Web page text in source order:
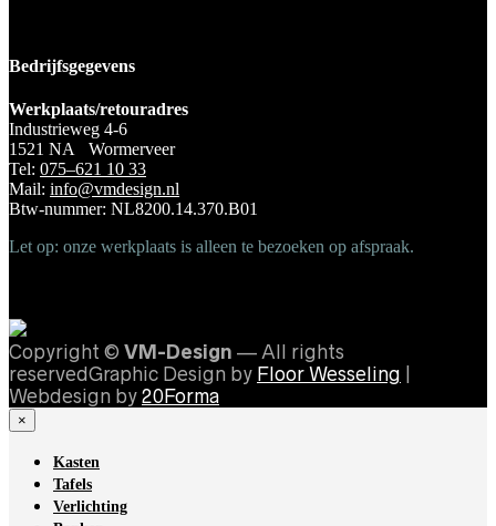
Bedrijfsgegevens
Werkplaats/retouradres
Industrieweg 4-6
1521 NA Wormerveer
Tel: 075–621 10 33
Mail: info@vmdesign.nl
Btw-nummer: NL8200.14.370.B01
Let op: onze werkplaats is alleen te bezoeken op afspraak.
Copyright © VM-Design — All rights
reservedGraphic Design by Floor Wesseling
Webdesign by 20Forma
×
Kasten
Tafels
Verlichting